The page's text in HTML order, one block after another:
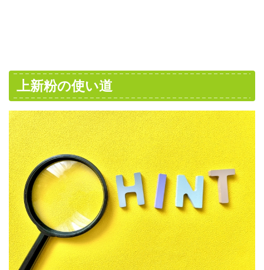
上新粉の使い道